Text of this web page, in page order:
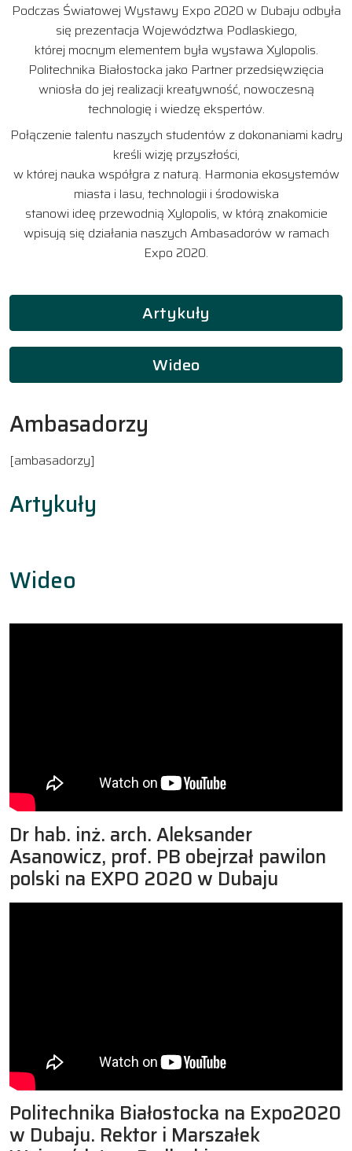
Podczas Światowej Wystawy Expo 2020 w Dubaju odbyła
się prezentacja Województwa Podlaskiego,
której mocnym elementem była wystawa Xylopolis.
Politechnika Białostocka jako Partner przedsięwzięcia
wniosła do jej realizacji kreatywność, nowoczesną
technologię i wiedzę ekspertów.
Połączenie talentu naszych studentów z dokonaniami kadry
kreśli wizję przyszłości,
w której nauka współgra z naturą. Harmonia ekosystemów
miasta i lasu, technologii i środowiska
stanowi ideę przewodnią Xylopolis, w którą znakomicie
wpisują się działania naszych Ambasadorów w ramach
Expo 2020.
Artykuły
Wideo
Ambasadorzy
[ambasadorzy]
Artykuły
Wideo
Dr hab. inż. arch. Aleksander
Asanowicz, prof. PB obejrzał pawilon
polski na EXPO 2020 w Dubaju
Politechnika Białostocka na Expo2020
w Dubaju. Rektor i Marszałek